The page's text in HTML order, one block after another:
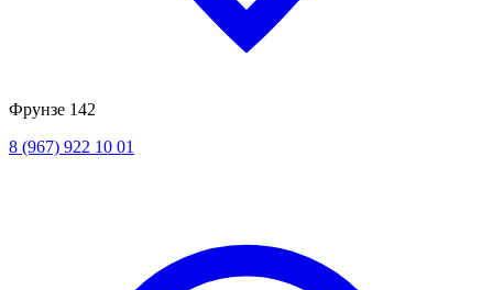
Фрунзе 142
8 (967) 922 10 01